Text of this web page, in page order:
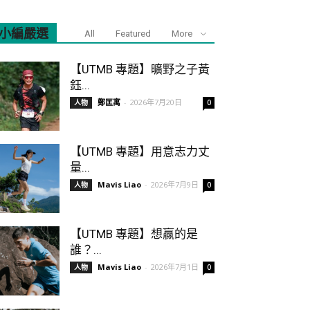
編嚴選 All Featured More
【UTMB 專題】曠野之子黃
鈺...
人物 鄭匡寓 - 2026年7月20日 0
【UTMB 專題】用意志力丈
量...
人物 Mavis Liao - 2026年7月9日 0
【UTMB 專題】想贏的是
誰？...
人物 Mavis Liao - 2026年7月1日 0